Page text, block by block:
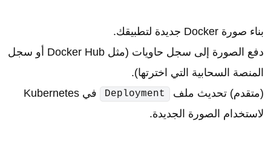
بناء صورة Docker جديدة لتطبيقك.
دفع الصورة إلى سجل حاويات (مثل Docker Hub أو سجل
المنصة السحابية التي اخترتها).
(متقدم) تحديث ملف
Deployment
في Kubernetes
لاستخدام الصورة الجديدة.